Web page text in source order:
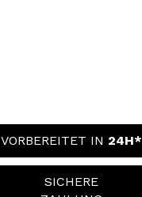
VORBEREITET IN 24H*
SICHERE